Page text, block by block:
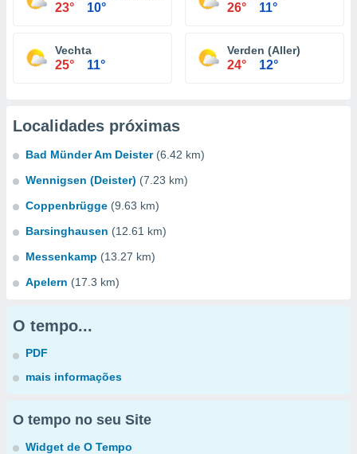
23° 10° 26° 11°
Vechta
25° 11°
Verden (Aller)
24° 12°
Localidades próximas
Bad Münder Am Deister (6.42 km)
Wennigsen (Deister) (7.23 km)
Coppenbrügge (9.63 km)
Barsinghausen (12.61 km)
Messenkamp (13.27 km)
Apelern (17.3 km)
O tempo...
PDF
mais informações
O tempo no seu Site
Widget de O Tempo